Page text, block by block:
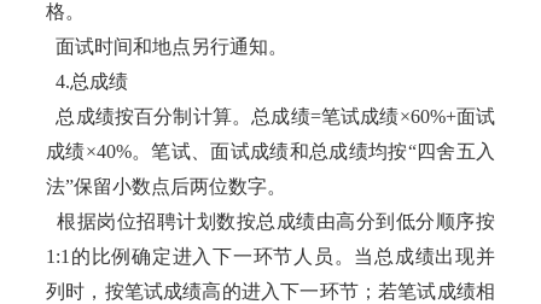
格。
面试时间和地点另行通知。
4.总成绩
总成绩按百分制计算。总成绩=笔试成绩×60%+面试
成绩×40%。笔试、面试成绩和总成绩均按“四舍五入
法”保留小数点后两位数字。
根据岗位招聘计划数按总成绩由高分到低分顺序按
1:1的比例确定进入下一环节人员。当总成绩出现并
列时，按笔试成绩高的进入下一环节；若笔试成绩相